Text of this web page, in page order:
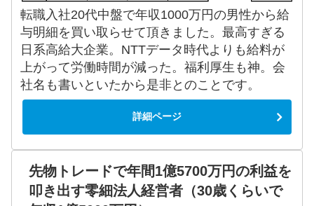
転職入社20代中盤で年収1000万円の男性から給
与明細を買い取らせて頂きました。最高すぎる
日系高給大企業。NTTデータ時代よりも給料が
上がって労働時間が減った。福利厚生も神。会
社名も書いといたから是非とのことです。
詳細ページ
先物トレードで年間1億5700万円の利益を
叩き出す零細法人経営者（30歳くらいで